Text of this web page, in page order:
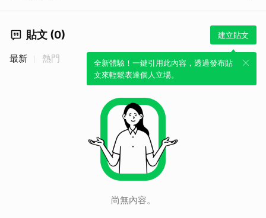
貼文 (0) 建立貼文
全新體驗！一鍵引用此內容，透過發布貼
文來輕鬆表達個人立場。
最新 熱門
尚無內容。